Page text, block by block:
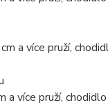
a více pruží,
a více pruží,